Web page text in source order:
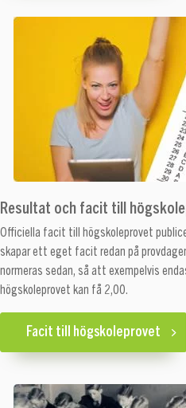
Resultat och facit till
Officiella facit till högskoleprovet
skapar ett eget facit redan på
normeras sedan, så att exempelvis
högskoleprovet kan få 2,00.
Facit till högskoleprovet